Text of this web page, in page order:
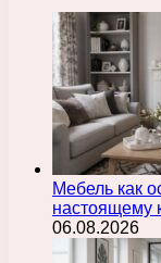
Мебель как
настоящему
06.08.2026